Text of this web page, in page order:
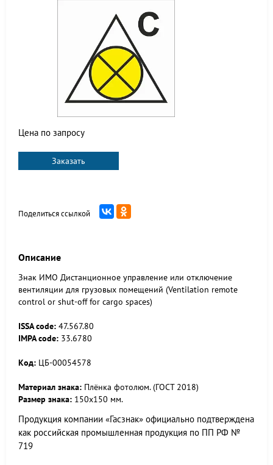
Цена по запросу
Заказать
Поделиться ссылкой
Описание
Знак ИМО Дистанционное управление или отключение
вентиляции для грузовых помещений (Ventilation remote
control or shut-off for cargo spaces)
ISSA code: 47.567.80
IMPA code: 33.6780
Код: ЦБ-00054578
Материал знака: Плёнка фотолюм. (ГОСТ 2018)
Размер знака: 150х150 мм.
Продукция компании «Гасзнак» официально подтверждена
как российская промышленная продукция по ПП РФ №
719